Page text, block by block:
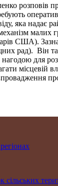
розповів
яка надає
малих
США).
рад). Він
для
місцевій
впровадження